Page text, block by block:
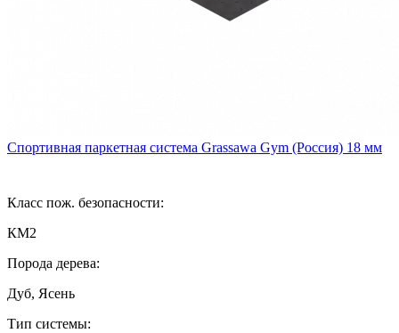
Спортивная паркетная система Grassawa Gym (Россия) 18 мм
Класс пож. безопасности:
КМ2
Порода дерева:
Дуб, Ясень
Тип системы: